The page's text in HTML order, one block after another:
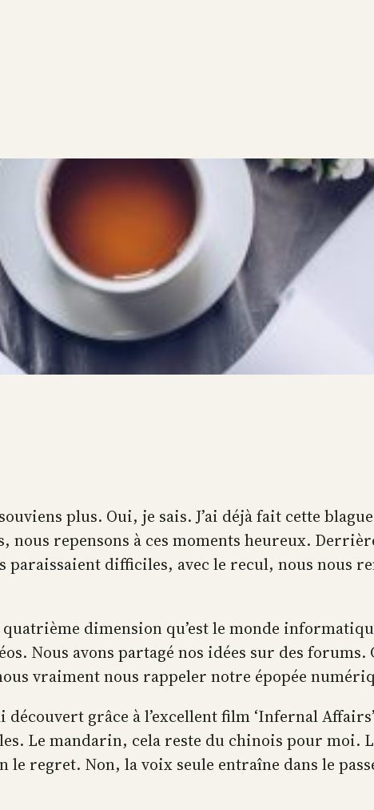
plus. Oui, je sais. J’ai déjà fait cette
nous repensons à ces moments heureux.
difficiles, avec le recul, nous nous
dimension qu’est le monde
Nous avons partagé nos idées sur des
vraiment nous rappeler notre épopée
découvert grâce à l’excellent film ‘Infernal
Le mandarin, cela reste du chinois pour moi.
le regret. Non, la voix seule entraîne dans le